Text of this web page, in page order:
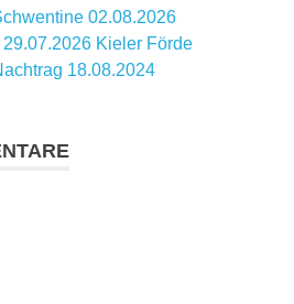
02.08.2026
Kieler Förde
18.08.2024